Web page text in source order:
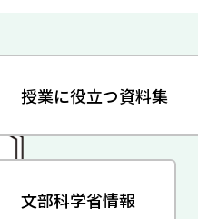
授業に役立つ資料集
文部科学省情報